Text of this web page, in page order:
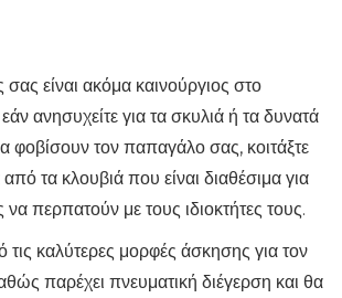
είναι ακόμα καινούργιος στο
ανησυχείτε για τα σκυλιά ή τα δυνατά
φοβίσουν τον παπαγάλο σας, κοιτάξτε
τα κλουβιά που είναι διαθέσιμα για
περπατούν με τους ιδιοκτήτες τους.
τις καλύτερες μορφές άσκησης για τον
παρέχει πνευματική διέγερση και θα